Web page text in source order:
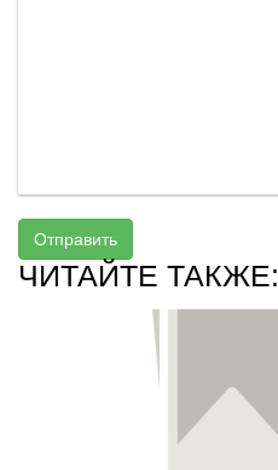
Отправить
ЧИТАЙТЕ ТАКЖЕ: